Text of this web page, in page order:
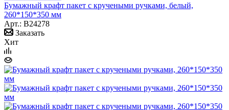
Бумажный крафт пакет с кручеными ручками, белый,
260*150*350 мм
Арт.: B24278
Заказать
Хит